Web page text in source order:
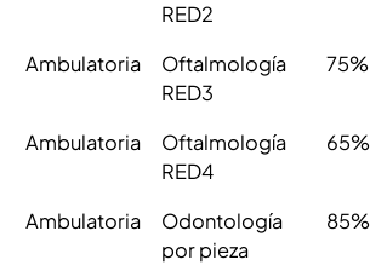
RED2
Ambulatoria
Oftalmología
RED3
75%
Ambulatoria
Oftalmología
RED4
65%
Ambulatoria
Odontología
por pieza
85%